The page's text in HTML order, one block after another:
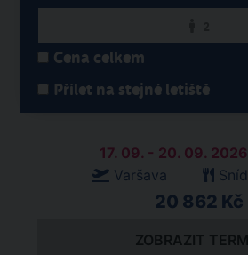
Cena celkem
Přílet na stejné letiště
17. 09. - 20. 09.
Varšava
20 862 Kč
ZOBRAZIT